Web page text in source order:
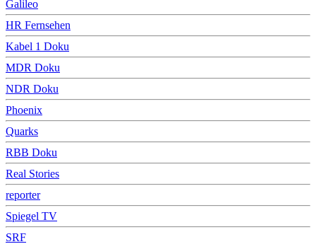
Galileo
HR Fernsehen
Kabel 1 Doku
MDR Doku
NDR Doku
Phoenix
Quarks
RBB Doku
Real Stories
reporter
Spiegel TV
SRF